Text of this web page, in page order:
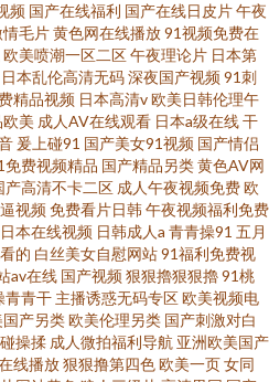
频 国产在线福利 国产在线日皮片午夜
毛片黄色网在线播放91视频免费在
欧美喷潮一区二区午夜理论片 日本第
日本乱伦高清无码深夜国产视频91刺
精品视频 日本高清v欧美日韩伦理午
美 成人AV在线观看 日本a级在线干
爰上碰91 国产美女91视频 国产情侣
免费视频精品 国产精品另类黄色AV网
产高清不卡二区 成人午夜视频免费欧
视频免费看片日韩午夜视频福利免费
本在线视频 日韩成人a 青青操91 五月
的 白丝美女自慰网站91福利免费视
av在线 国产视频狠狠擼狠狠擼91桃
青青干 主播诱惑无码专区欧美视频电
产另类欧美伦理另类 国产刺激对白
操揉 成人微拍福利导航 亚洲欧美国产
线播放狠狠撸第四色欧美一页女同